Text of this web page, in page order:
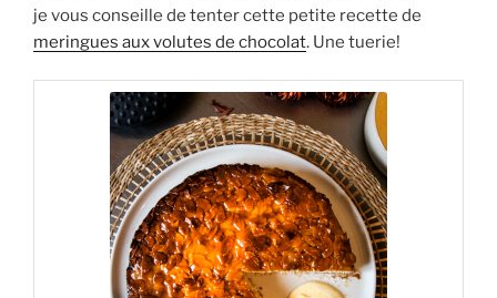
je vous conseille de tenter cette petite recette de
meringues aux volutes de chocolat. Une tuerie!